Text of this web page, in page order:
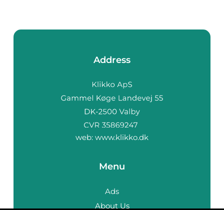
Address
web: www.klikko.dk
Menu
Ads
About Us